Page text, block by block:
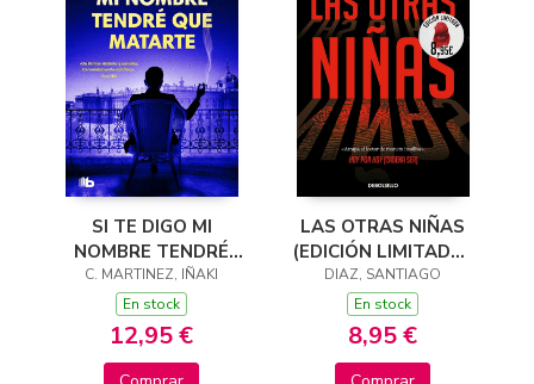
SI TE DIGO MI
NOMBRE TENDRÉ
QUE MATARTE
C. MARTINEZ, IÑAKI
En stock
12,95 €
LAS OTRAS NIÑAS
(EDICIÓN LIMITADA ·
VERANO) (INDIRA
RAMOS 2)
DIAZ, SANTIAGO
En stock
8,95 €